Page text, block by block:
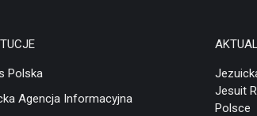
Polska
Agencja Informacyjna
Jesuit
Polsce